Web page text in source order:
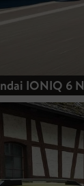
IONIQ 6 N